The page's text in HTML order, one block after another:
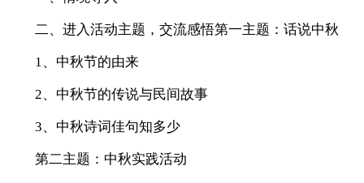
二、进入活动主题，交流感悟第一主题：话说中秋
1、中秋节的由来
2、中秋节的传说与民间故事
3、中秋诗词佳句知多少
第二主题：中秋实践活动